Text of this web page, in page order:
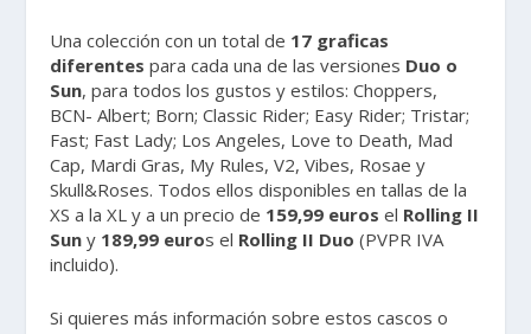
Una colección con un total de 17 graficas
diferentes para cada una de las versiones Duo o
Sun, para todos los gustos y estilos: Choppers,
BCN- Albert; Born; Classic Rider; Easy Rider; Tristar;
Fast; Fast Lady; Los Angeles, Love to Death, Mad
Cap, Mardi Gras, My Rules, V2, Vibes, Rosae y
Skull&Roses. Todos ellos disponibles en tallas de la
XS a la XL y a un precio de 159,99 euros el Rolling II
Sun y 189,99 euros el Rolling II Duo (PVPR IVA
incluido).
Si quieres más información sobre estos cascos o